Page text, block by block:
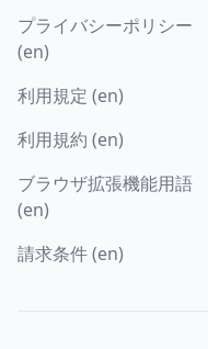
プライバシーポリシー
(en)
利用規定 (en)
利用規約 (en)
ブラウザ拡張機能用語
(en)
請求条件 (en)